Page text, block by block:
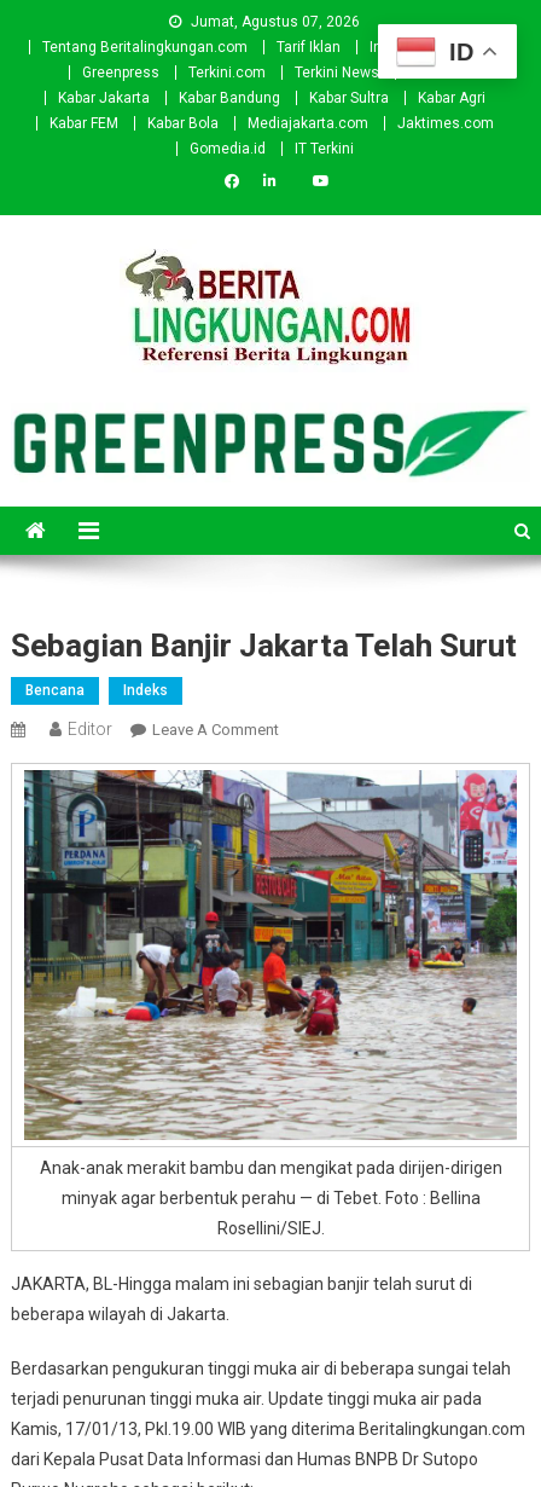
Jumat, Agustus 07, 2026
Tentang Beritalingkungan.com
Tarif Iklan Investor
Donasi
Greenpress
Terkini.com Terkini News
Kabar.id
Kabar Jakarta
Kabar Bandung Kabar Sultra
Kabar Agri
Kabar FEM
Kabar Bola Mediajakarta.com
Jaktimes.com
Gomedia.id
IT Terkini
Sebagian Banjir Jakarta Telah Surut
Bencana Indeks
Editor Leave A CommentOn
Banjir
Jakarta
Telah
Surut
Anak-anak merakit bambu dan mengikat pada dirijen-dirigen
minyak agar berbentuk perahu — di Tebet. Foto : Bellina
Rosellini/SIEJ.
JAKARTA, BL-Hingga malam ini sebagian banjir telah surut di
beberapa wilayah di Jakarta.
Berdasarkan pengukuran tinggi muka air di beberapa sungai telah
terjadi penurunan tinggi muka air. Update tinggi muka air pada
Kamis, 17/01/13, Pkl.19.00 WIB yang diterima Beritalingkungan.com
dari Kepala Pusat Data Informasi dan Humas BNPB Dr Sutopo
ID